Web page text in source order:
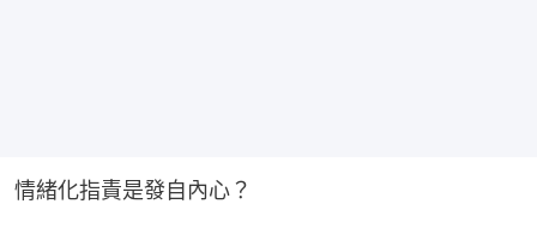
情緒化指責是發自內心？